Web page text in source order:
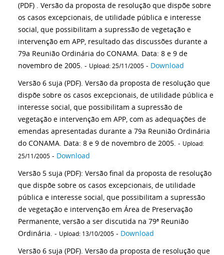
(PDF) . Versão da proposta de resolução que dispõe sobre
os casos excepcionais, de utilidade pública e interesse
social, que possibilitam a supressão de vegetação e
intervenção em APP, resultado das discussões durante a
79a Reunião Ordinária do CONAMA. Data: 8 e 9 de
novembro de 2005. - Upload: 25/11/2005 - Download
Versão 6 suja (PDF). Versão da proposta de resolução que
dispõe sobre os casos excepcionais, de utilidade pública e
interesse social, que possibilitam a supressão de
vegetação e intervenção em APP, com as adequações de
emendas apresentadas durante a 79a Reunião Ordinária
do CONAMA. Data: 8 e 9 de novembro de 2005. - Upload:
25/11/2005 - Download
Versão 5 suja (PDF): Versão final da proposta de resolução
que dispõe sobre os casos excepcionais, de utilidade
pública e interesse social, que possibilitam a supressão
de vegetação e intervenção em Área de Preservação
Permanente, versão a ser discutida na 79ª Reunião
Ordinária. - Upload: 13/10/2005 - Download
Versão 6 suja (PDF). Versão da proposta de resolução que